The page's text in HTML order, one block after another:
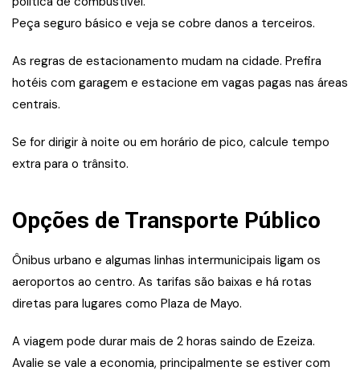
Peça seguro básico e veja se cobre danos a terceiros.
As regras de estacionamento mudam na cidade. Prefira
hotéis com garagem e estacione em vagas pagas nas áreas
centrais.
Se for dirigir à noite ou em horário de pico, calcule tempo
extra para o trânsito.
Opções de Transporte Público
Ônibus urbano e algumas linhas intermunicipais ligam os
aeroportos ao centro. As tarifas são baixas e há rotas
diretas para lugares como Plaza de Mayo.
A viagem pode durar mais de 2 horas saindo de Ezeiza.
Avalie se vale a economia, principalmente se estiver com